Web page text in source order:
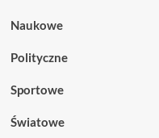
Naukowe
Polityczne
Sportowe
Światowe